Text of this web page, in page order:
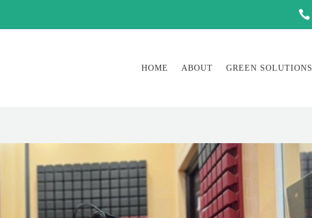
HOME ABOUT GREEN SOLUTIONS